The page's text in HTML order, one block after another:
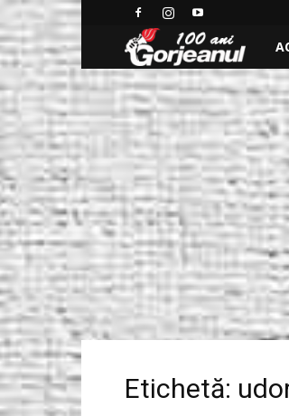
Ştiri
de
ora,
stiri
Ştiri
Etichetă: